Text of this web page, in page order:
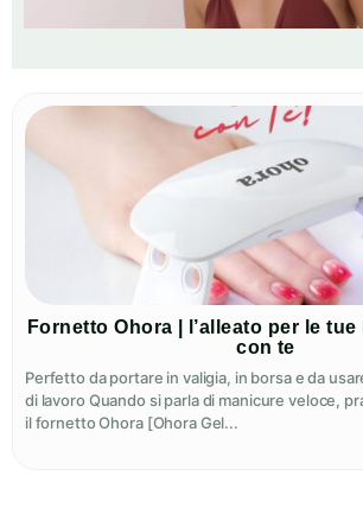
Fornetto Ohora | l’alleato per le
con te
Perfetto da portare in valigia, in borsa e da
di lavoro Quando si parla di manicure veloce,
il fornetto Ohora [Ohora Gel...